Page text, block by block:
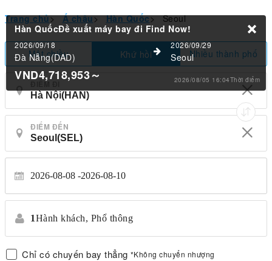
Trang chủ> Á châu> Hàn Quốc> Seoul
Một chiều Khứ hồi Nhiều thành phố
ĐIỂM ĐI
ĐIỂM ĐẾN
2026-08-08 2026-08-10
1Hành khách, Phổ thông
Chỉ có chuyến bay thẳng *Không chuyển nhượng
Hàn QuốcĐề xuất máy bay đi Find Now!
2026/09/18
Đà Nẵng(DAD)
2026/09/29
Seoul
VND4,718,953～ 2026/08/05 16:04Thời điểm